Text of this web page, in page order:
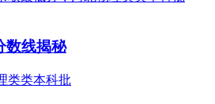
数线揭秘